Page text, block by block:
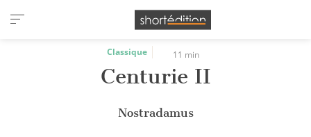
Panneau de gestion des cookies
Classique 11 min
Centurie II
Nostradamus